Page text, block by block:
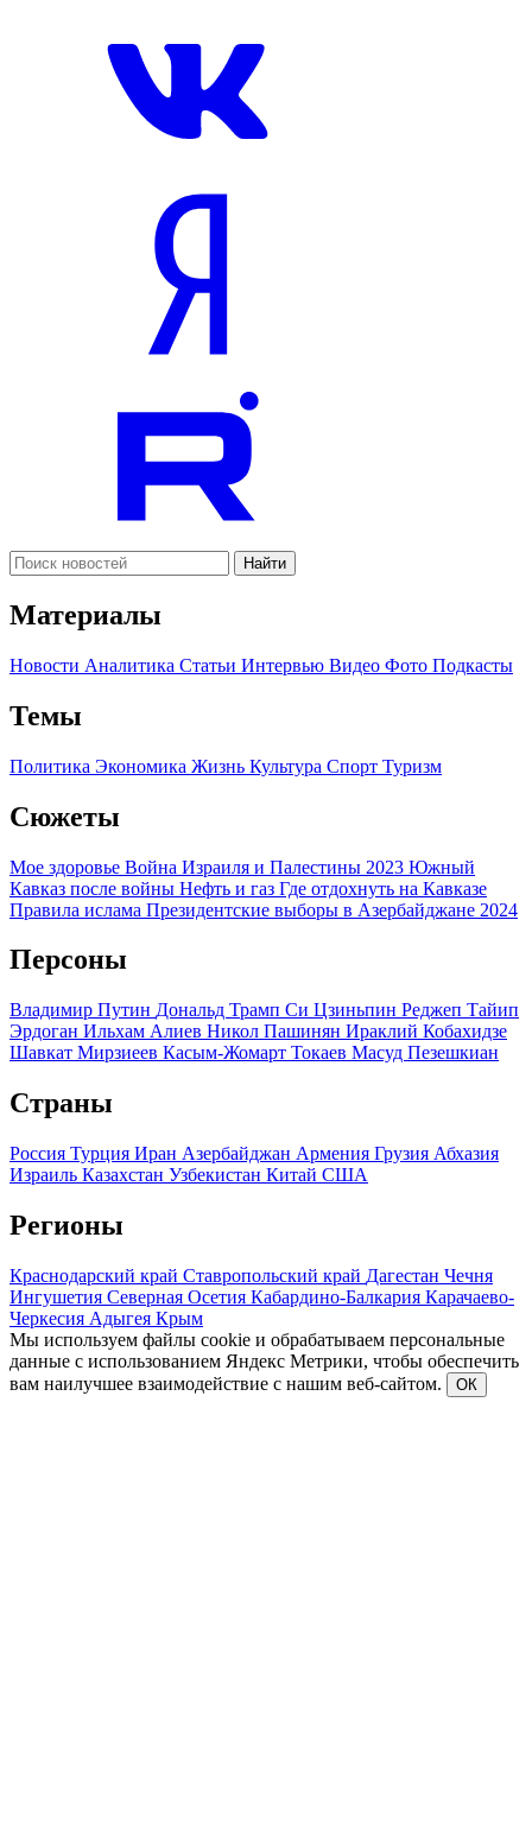
Найти
Материалы
Новости Аналитика Статьи Интервью Видео Фото Подкасты
Темы
Политика Экономика Жизнь Культура Спорт Туризм
Сюжеты
Мое здоровье Война Израиля и Палестины 2023 Южный
Кавказ после войны Нефть и газ Где отдохнуть на Кавказе
Правила ислама Президентские выборы в Азербайджане 2024
Персоны
Владимир Путин Дональд Трамп Си Цзиньпин Реджеп Тайип
Эрдоган Ильхам Алиев Никол Пашинян Ираклий Кобахидзе
Шавкат Мирзиеев Касым-Жомарт Токаев Масуд Пезешкиан
Страны
Россия Турция Иран Азербайджан Армения Грузия Абхазия
Израиль Казахстан Узбекистан Китай США
Регионы
Краснодарский край Ставропольский край Дагестан Чечня
Ингушетия Северная Осетия Кабардино-Балкария Карачаево-
Черкесия Адыгея Крым
Мы используем файлы cookie и обрабатываем персональные
данные с использованием Яндекс Метрики, чтобы обеспечить
вам наилучшее взаимодействие с нашим веб-сайтом.
ОК